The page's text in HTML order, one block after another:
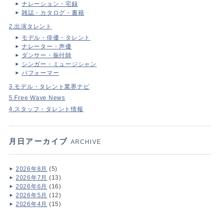
ナレーション・宅録
雑誌・カタログ・書籍
2.出演タレント
モデル・俳優・タレント
ナレーター・声優
ダンサー・振付師
シンガー・ミュージシャン
パフォーマー
3.モデル・タレント業界ナビ
5.Free Wave News
4.スタッフ・タレント情報
月日アーカイブ ARCHIVE
2026年8月 (5)
2026年7月 (13)
2026年6月 (16)
2026年5月 (12)
2026年4月 (15)